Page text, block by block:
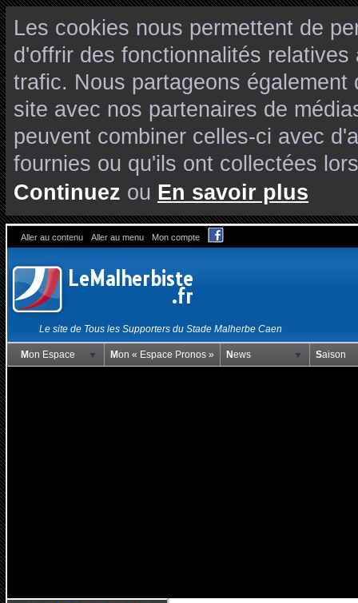
Les cookies nous permettent de
d'offrir des fonctionnalités
trafic. Nous partageons
site avec nos partenaires de
peuvent combiner celles-ci avec
fournies ou qu'ils ont collectées
Continuez ou En savoir plus
Aller au contenu Aller au menu Mon compte
Le site de Tous les Supporters du Stade Malherbe Caen
Mon Espace Mon « Espace Pronos » News Saison